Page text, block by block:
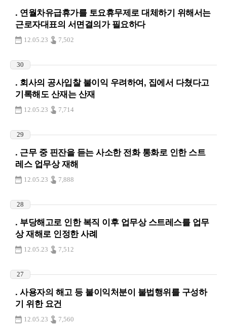
. 연월차유급휴가를 토요휴무제로 대체하기 위해서는
근로자대표의 서면결의가 필요하다
12.05.23 7,502
30
. 회사의 공사입찰 불이익 우려하여, 집에서 다쳤다고
기록해도 산재는 산재
12.05.23 7,714
29
. 근무 중 핀잔을 듣는 사소한 전화 통화로 인한 스트
레스 업무상 재해
12.05.23 7,888
28
. 부당해고로 인한 복직 이후 업무상 스트레스를 업무
상 재해로 인정한 사례
12.05.23 7,512
27
. 사용자의 해고 등 불이익처분이 불법행위를 구성하
기 위한 요건
12.05.23 7,560